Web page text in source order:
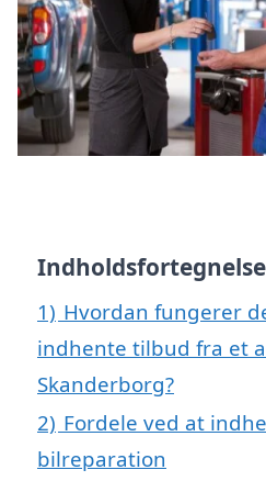
Indholdsfortegnelse
1) Hvordan fungerer
indhente tilbud fra et
Skanderborg?
2) Fordele ved at
bilreparation